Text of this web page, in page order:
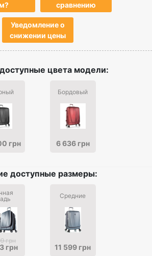
сравнению
Уведомление о
снижении цены
цвета модели:
грн
Бордовый
6 636 грн
доступные размеры:
грн
грн
Средние
11 599 грн